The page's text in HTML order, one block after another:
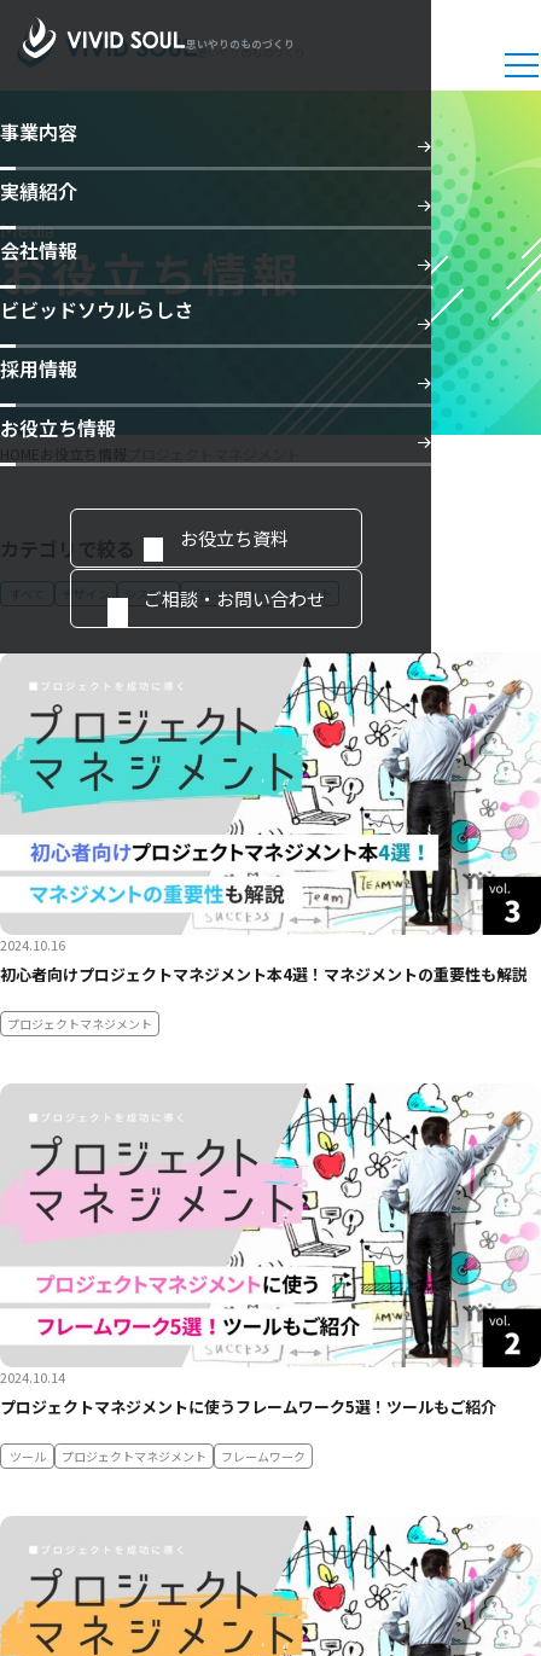
思いやりのものづくり
思いやりのものづくり
事業内容
実績紹介
会社情報
ビビッドソウルらしさ
採用情報
お役立ち情報
お役立ち資料
ご相談・お問い合わせ
Media
お役立ち情報
すべて デザイン システム プロジェクトマネジメント
初心者向けプロジェクトマネジメント本4選！マネジメントの重要性も解説
2024.10.16
プロジェクトマネジメント
プロジェクトマネジメントに使うフレームワーク5選！ツールもご紹介
2024.10.14
ツール プロジェクトマネジメント フレームワーク